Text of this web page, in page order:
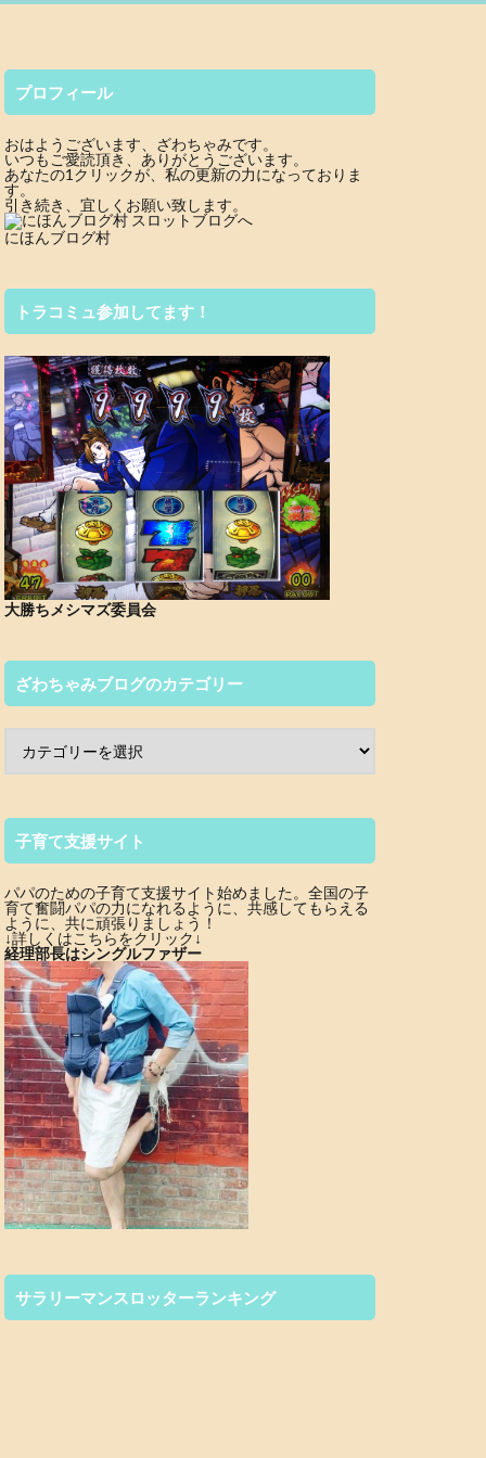
プロフィール
おはようございます、ざわちゃみです。
いつもご愛読頂き、ありがとうございます。
あなたの1クリックが、私の更新の力になっておりま
す。
引き続き、宜しくお願い致します。
にほんブログ村
トラコミュ参加してます！
大勝ちメシマズ委員会
ざわちゃみブログのカテゴリー
子育て支援サイト
パパのための子育て支援サイト始めました。全国の子
育て奮闘パパの力になれるように、共感してもらえる
ように、共に頑張りましょう！
↓詳しくはこちらをクリック↓
経理部長はシングルファザー
サラリーマンスロッターランキング